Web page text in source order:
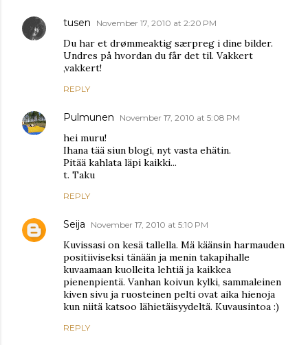
tusen November 17, 2010 at 2:20 PM
Du har et drømmeaktig særpreg i dine bilder.
Undres på hvordan du får det til. Vakkert
,vakkert!
REPLY
Pulmunen November 17, 2010 at 5:08 PM
hei muru!
Ihana tää siun blogi, nyt vasta ehätin.
Pitää kahlata läpi kaikki...
t. Taku
REPLY
Seija November 17, 2010 at 5:10 PM
Kuvissasi on kesä tallella. Mä käänsin harmauden
positiiviseksi tänään ja menin takapihalle
kuvaamaan kuolleita lehtiä ja kaikkea
pienenpientä. Vanhan koivun kylki, sammaleinen
kiven sivu ja ruosteinen pelti ovat aika hienoja
kun niitä katsoo lähietäisyydeltä. Kuvausintoa :)
REPLY